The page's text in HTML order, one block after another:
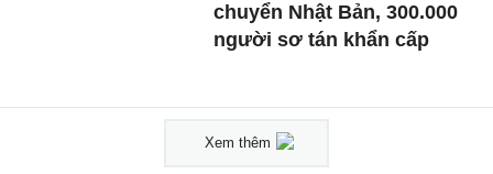
chuyển Nhật Bản, 300.000
người sơ tán khẩn cấp
Xem thêm